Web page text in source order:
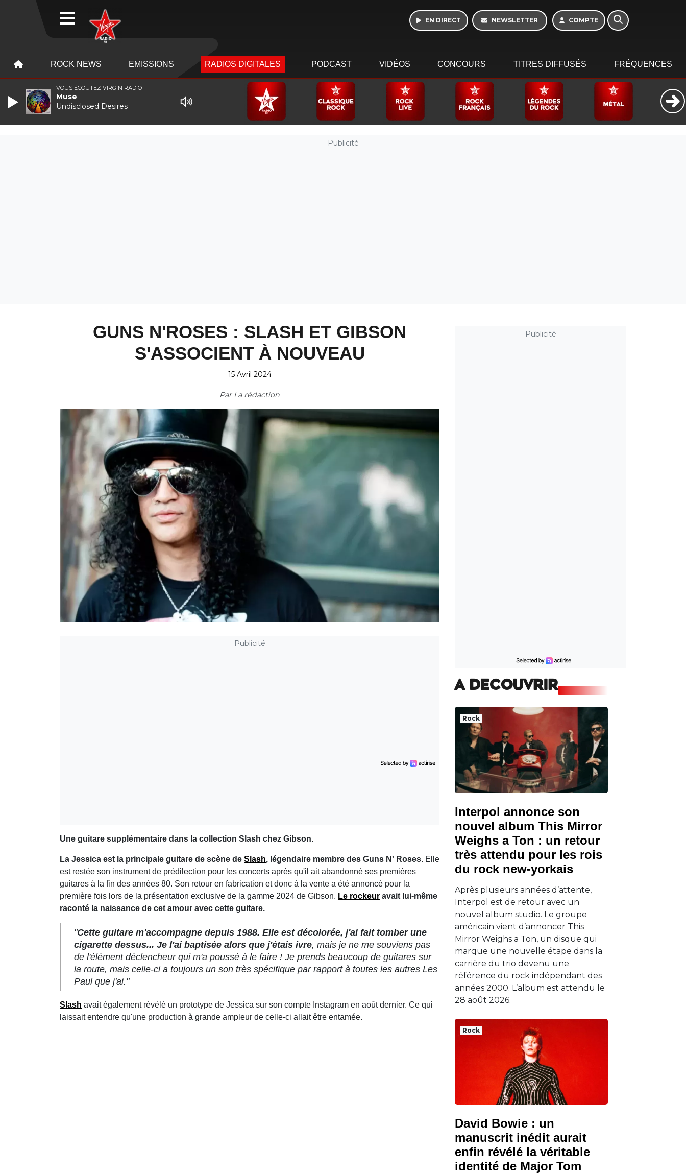
EN DIRECT NEWSLETTER COMPTE
ROCK NEWS EMISSIONS RADIOS DIGITALES PODCAST VIDÉOS CONCOURS TITRES DIFFUSÉS FRÉQUENCES
Publicité
GUNS N'ROSES : SLASH ET GIBSON
S'ASSOCIENT À NOUVEAU
15 Avril 2024
Par La rédaction
Publicité
Une guitare supplémentaire dans la collection Slash chez Gibson.
La Jessica est la principale guitare de scène de Slash, légendaire membre des Guns N' Roses. Elle
est restée son instrument de prédilection pour les concerts après qu'il ait abandonné ses premières
guitares à la fin des années 80. Son retour en fabrication et donc à la vente a été annoncé pour la
première fois lors de la présentation exclusive de la gamme 2024 de Gibson. Le rockeur avait lui-même
raconté la naissance de cet amour avec cette guitare.
"Cette guitare m'accompagne depuis 1988. Elle est décolorée, j'ai fait tomber une
cigarette dessus... Je l'ai baptisée alors que j'étais ivre, mais je ne me souviens pas
de l'élément déclencheur qui m'a poussé à le faire ! Je prends beaucoup de guitares sur
la route, mais celle-ci a toujours un son très spécifique par rapport à toutes les autres Les
Paul que j'ai."
Slash avait également révélé un prototype de Jessica sur son compte Instagram en août dernier. Ce qui
laissait entendre qu'une production à grande ampleur de celle-ci allait être entamée.
Publicité
A DECOUVRIR
Rock
Interpol annonce son
nouvel album This Mirror
Weighs a Ton : un retour
très attendu pour les rois
du rock new-yorkais
Après plusieurs années d’attente,
Interpol est de retour avec un
nouvel album studio. Le groupe
américain vient d’annoncer This
Mirror Weighs a Ton, un disque qui
marque une nouvelle étape dans la
carrière du trio devenu une
référence du rock indépendant des
années 2000. L’album est attendu le
28 août 2026.
Rock
David Bowie : un
manuscrit inédit aurait
enfin révélé la véritable
identité de Major Tom
VOUS ÉCOUTEZ VIRGIN RADIO
Muse
Undisclosed Desires
WEBRADIO
16h - 20h